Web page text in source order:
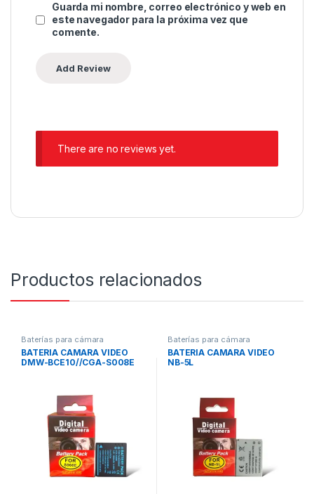
Guarda mi nombre, correo electrónico y web en
este navegador para la próxima vez que
comente.
There are no reviews yet.
Productos relacionados
Baterías para cámara
BATERIA CAMARA VIDEO
DMW-BCE10//CGA-S008E
Baterías para cámara
BATERIA CAMARA VIDEO
NB-5L